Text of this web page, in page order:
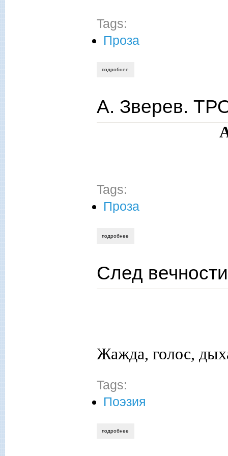
Tags:
Проза
подробнее
А. Зверев.
Tags:
Проза
подробнее
След вечности
Жажда, голос,
Tags:
Поэзия
подробнее